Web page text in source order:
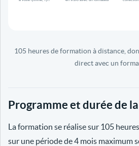
105 heures de formation à distance,
direct avec un
Programme et durée de
La formation se réalise sur 105
sur une période de 4 mois maximum